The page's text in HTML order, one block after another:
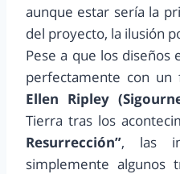
aunque estar sería la
del proyecto, la ilusión
Pese a que los diseños
perfectamente con
Ellen Ripley
Tierra tras los
Resurrección”, las
simplemente algunos